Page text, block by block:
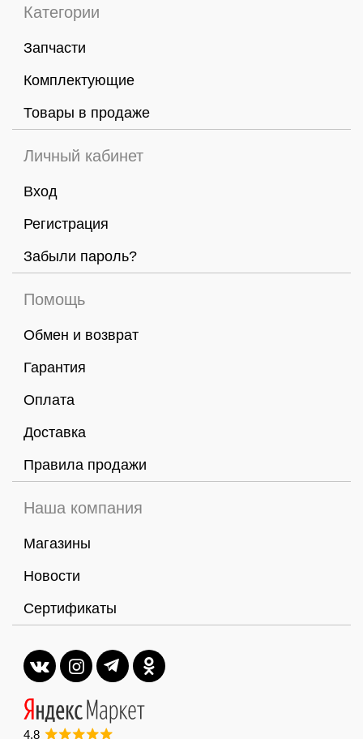
Категории
Запчасти
Комплектующие
Товары в продаже
Личный кабинет
Вход
Регистрация
Забыли пароль?
Помощь
Обмен и возврат
Гарантия
Оплата
Доставка
Правила продажи
Наша компания
Магазины
Новости
Сертификаты
4,8